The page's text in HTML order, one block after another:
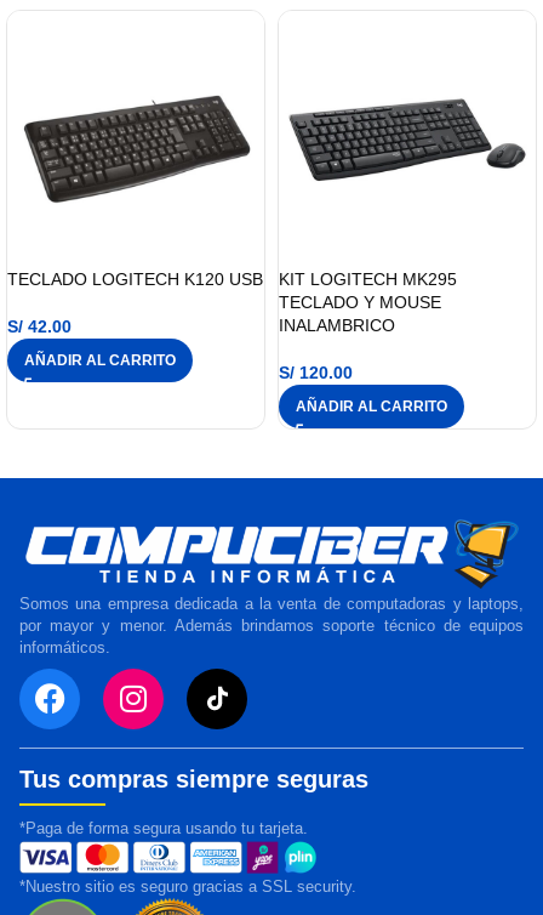
TECLADO LOGITECH K120 USB
S/ 42.00
AÑADIR AL CARRITO
KIT LOGITECH MK295
TECLADO Y MOUSE
INALAMBRICO
S/ 120.00
AÑADIR AL CARRITO
Somos una empresa dedicada a la venta de computadoras y laptops,
por mayor y menor. Además brindamos soporte técnico de equipos
informáticos.
Tus compras siempre seguras
*Paga de forma segura usando tu tarjeta.
*Nuestro sitio es seguro gracias a SSL security.